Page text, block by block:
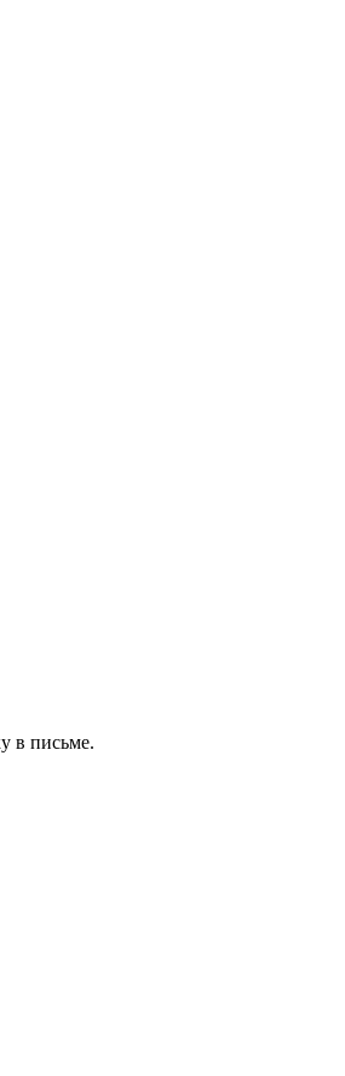
в письме.